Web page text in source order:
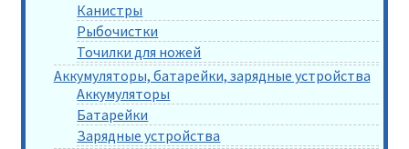
Канистры
Рыбочистки
Точилки для ножей
Аккумуляторы, батарейки, зарядные устройства
Аккумуляторы
Батарейки
Зарядные устройства